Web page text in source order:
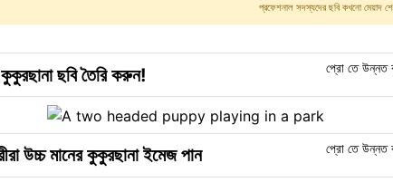
প্রফেশনাল সদস্যদের ছবি কখনো মেয়াদ
ছবি তৈরি করুন! প্রো তে উন্নত
উচ্চ মানের কুকুরছানা ইমেজ পান প্রো তে উন্নত